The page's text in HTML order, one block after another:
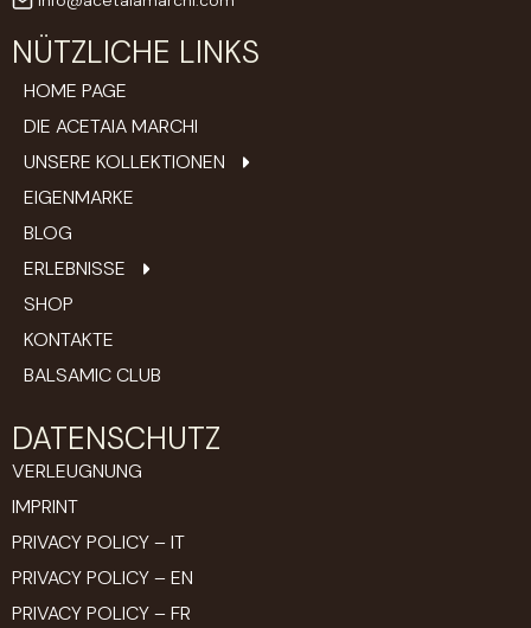
NÜTZLICHE LINKS
HOME PAGE
DIE ACETAIA MARCHI
UNSERE KOLLEKTIONEN
EIGENMARKE
BLOG
ERLEBNISSE
SHOP
KONTAKTE
BALSAMIC CLUB
DATENSCHUTZ
VERLEUGNUNG
IMPRINT
PRIVACY POLICY – IT
PRIVACY POLICY – EN
PRIVACY POLICY – FR